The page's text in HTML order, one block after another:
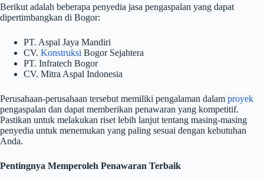
Berikut adalah beberapa penyedia jasa pengaspalan yang dapat
dipertimbangkan di Bogor:
PT. Aspal Jaya Mandiri
CV. Konstruksi Bogor Sejahtera
PT. Infratech Bogor
CV. Mitra Aspal Indonesia
Perusahaan-perusahaan tersebut memiliki pengalaman dalam proyek
pengaspalan dan dapat memberikan penawaran yang kompetitif.
Pastikan untuk melakukan riset lebih lanjut tentang masing-masing
penyedia untuk menemukan yang paling sesuai dengan kebutuhan
Anda.
Pentingnya Memperoleh Penawaran Terbaik